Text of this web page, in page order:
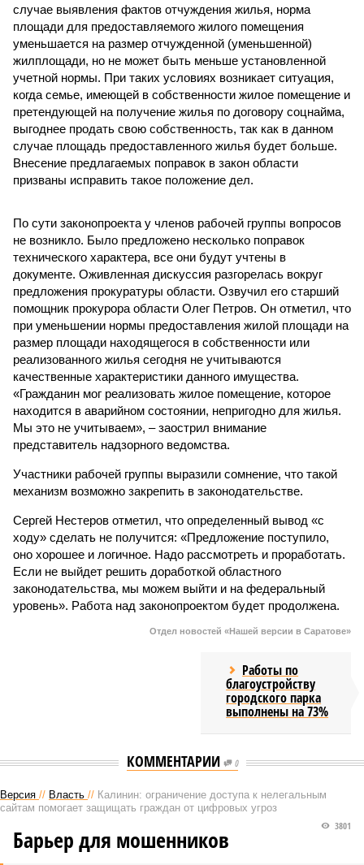
случае выявления фактов отчуждения жилья, норма
площади для предоставляемого жилого помещения
уменьшается на размер отчужденной (уменьшенной)
жилплощади, но не может быть меньше установленной
учетной нормы. При таких условиях возникает ситуация,
когда семье, имеющей в собственности жилое помещение и
претендующей на получение жилья по договору соцнайма,
выгоднее продать свою собственность, так как в данном
случае площадь предоставленного жилья будет больше.
Внесение предлагаемых поправок в закон области
призваны исправить такое положение дел.
По сути законопроекта у членов рабочей группы вопросов
не возникло. Было предложено несколько поправок
технического характера, все они будут учтены в
документе. Оживленная дискуссия разгорелась вокруг
предложения прокуратуры области. Озвучил его старший
помощник прокурора области Олег Петров. Он отметил, что
при уменьшении нормы предоставления жилой площади на
размер площади находящегося в собственности или
реализованного жилья сегодня не учитываются
качественные характеристики данного имущества.
«Гражданин мог реализовать жилое помещение, которое
находится в аварийном состоянии, непригодно для жилья.
Мы это не учитываем», – заострил внимание
представитель надзорного ведомства.
Участники рабочей группы выразили сомнение, что такой
механизм возможно закрепить в законодательстве.
Сергей Нестеров отметил, что определенный вывод «с
ходу» сделать не получится: «Предложение поступило,
оно хорошее и логичное. Надо рассмотреть и проработать.
Если не выйдет решить доработкой областного
законодательства, мы можем выйти и на федеральный
уровень». Работа над законопроектом будет продолжена.
Отдел новостей «Нашей версии в Саратове»
Работы по
благоустройству
городского парка
выполнены на 73%
КОММЕНТАРИИ 0
Версия // Власть // Калинин: ограничение доступа к нелегальным
сайтам помогает защищать граждан от цифровых угроз
3801
Барьер для мошенников